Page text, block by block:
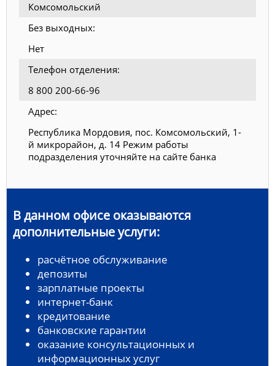
Комсомольский
Без выходных:
Нет
Телефон отделения:
8 800 200-66-96
Адрес:
Республика Мордовия, пос. Комсомольский, 1-
й микрорайон, д. 14 Режим работы
подразделения уточняйте на сайте банка
В данном офисе оказываются
дополнительные услуги:
расчётное обслуживание
депозиты
зарплатные проекты
интернет-банк
кредитование
банковские гарантии
оказание консультационных и
информационных услуг